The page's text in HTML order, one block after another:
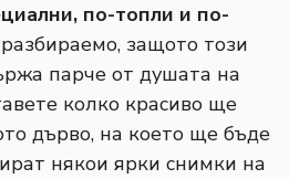
по-топли и по-
защото този
парче от душата на
колко красиво ще
дърво, на което ще бъде
някои ярки снимки на